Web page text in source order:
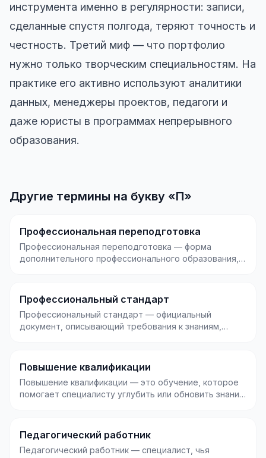
инструмента именно в регулярности: записи,
сделанные спустя полгода, теряют точность и
честность. Третий миф — что портфолио
нужно только творческим специальностям. На
практике его активно используют аналитики
данных, менеджеры проектов, педагоги и
даже юристы в программах непрерывного
образования.
Другие термины на букву «П»
Профессиональная переподготовка
Профессиональная переподготовка — форма
дополнительного профессионального образования,
Профессиональный стандарт
Профессиональный стандарт — официальный
документ, описывающий требования к знаниям,
Повышение квалификации
Повышение квалификации — это обучение, которое
помогает специалисту углубить или обновить знания
Педагогический работник
Педагогический работник — специалист, чья